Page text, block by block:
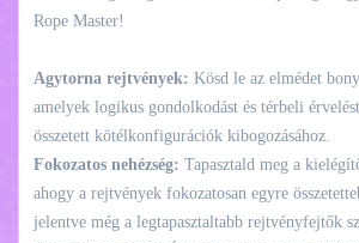
Rope Master!
Agytorna rejtvények: Kösd le az elmédet
amelyek logikus gondolkodást és térbeli
összetett kötélkonfigurációk kibogozásához.
Fokozatos nehézség: Tapasztald meg a
ahogy a rejtvények fokozatosan egyre
jelentve még a legtapasztaltabb rejtvényfejtők